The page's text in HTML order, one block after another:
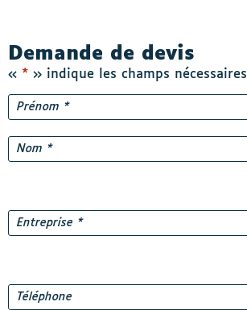
Demande de devis
« * » indique les champs nécessaires
Nom*
Prénom
Entreprise *
Téléphone